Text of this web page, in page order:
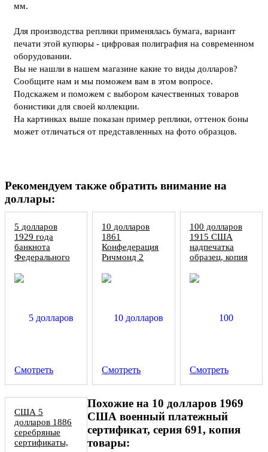
мм.
Для производства реплики применялась бумага, вариант
печати этой купюры - цифровая полиграфия на современном
оборудовании.
Вы не нашли в нашем магазине какие то виды долларов?
Сообщите нам и мы поможем вам в этом вопросе.
Подскажем и поможем с выбором качественных товаров
бонистики для своей коллекции.
На картинках выше показан пример реплики, оттенок боны
может отличаться от представленных на фото образцов.
Рекомендуем также обратить внимание на
доллары:
5 долларов
1929 года
банкнота
Федерального
банка New
Смотреть
10 долларов
1861
Конфедерация
Ричмонд 2
Смотреть
100 долларов
1915 США
надпечатка
образец, копия
Смотреть
США 5
долларов 1886
серебряные
сертификаты,
Похожие на 10 долларов 1969
США военный платежный
сертификат, серия 691, копия
товары: